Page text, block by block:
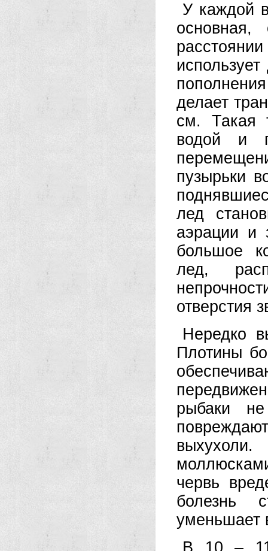
У каждой
основная,
делает
см. Такая
водой и
пузырьки
лед
аэрации и
большое
лед,
отверстия
Нередко
Плотины
рыбаки
червь
болезнь
уменьшает
В 10 – 11